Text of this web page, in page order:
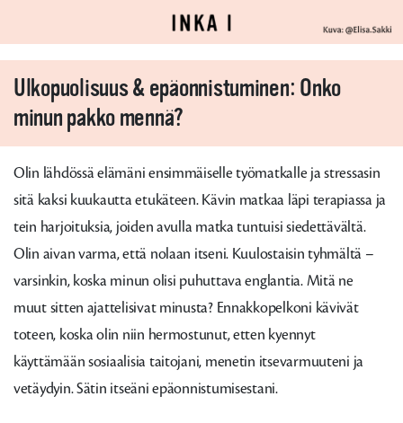
Ulkopuolisuus & epäonnistuminen: Onko
minun pakko mennä?
Olin lähdössä elämäni ensimmäiselle työmatkalle ja stressasin
sitä kaksi kuukautta etukäteen. Kävin matkaa läpi terapiassa ja
tein harjoituksia, joiden avulla matka tuntuisi siedettävältä.
Olin aivan varma, että nolaan itseni. Kuulostaisin tyhmältä –
varsinkin, koska minun olisi puhuttava englantia. Mitä ne
muut sitten ajattelisivat minusta? Ennakkopelkoni kävivät
toteen, koska olin niin hermostunut, etten kyennyt
käyttämään sosiaalisia taitojani, menetin itsevarmuuteni ja
vetäydyin. Sätin itseäni epäonnistumisestani.